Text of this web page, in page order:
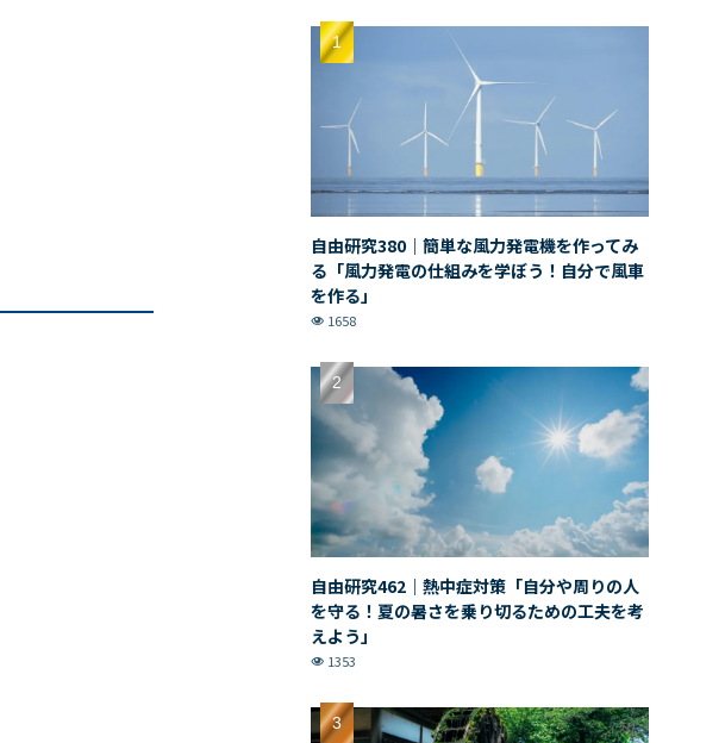
自由研究380｜簡単な風力発電機を作ってみ
る「風力発電の仕組みを学ぼう！自分で風車
を作る」
1658
自由研究462｜熱中症対策「自分や周りの人
を守る！夏の暑さを乗り切るための工夫を考
えよう」
1353